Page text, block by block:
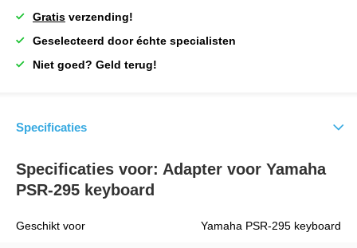
Gratis verzending!
Geselecteerd door échte specialisten
Niet goed? Geld terug!
Specificaties
Specificaties voor: Adapter voor Yamaha
PSR-295 keyboard
Geschikt voor Yamaha PSR-295 keyboard